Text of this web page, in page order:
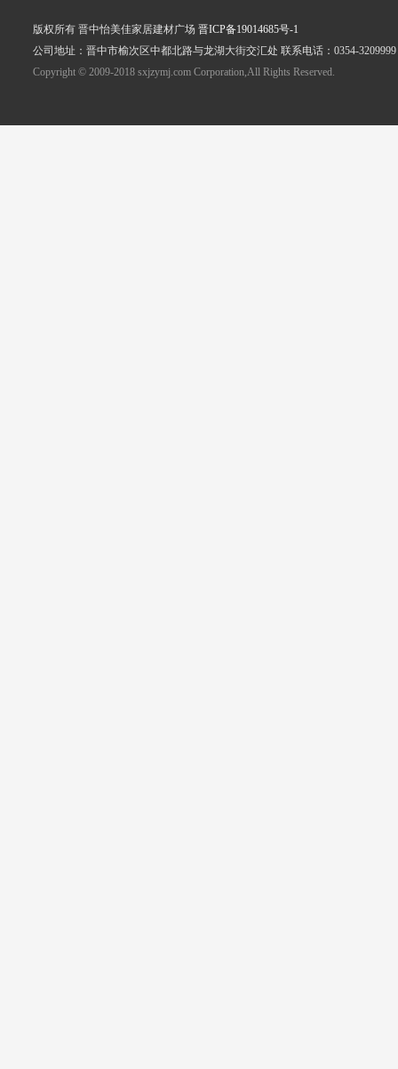
版权所有 晋中怡美佳家居建材广场 晋ICP备19014685号-1
公司地址：晋中市榆次区中都北路与龙湖大街交汇处 联系电话：0354-3209999
Copyright © 2009-2018 sxjzymj.com Corporation,All Rights Reserved.